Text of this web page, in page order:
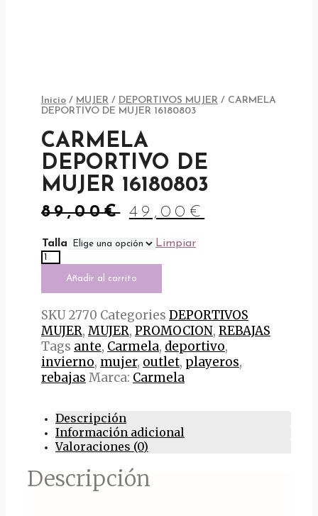
Inicio / MUJER / DEPORTIVOS MUJER / CARMELA
DEPORTIVO DE MUJER 16180803
CARMELA
DEPORTIVO DE
MUJER 16180803
89,00€ El
original
era:
89,00€.
49,00 €
Talla
Limpiar
CARMELA
DEPORTIVO
cantidad
Añadir al carrito
SKU2770 Categories DEPORTIVOS
MUJER, MUJER, PROMOCION, REBAJAS
Tags ante, Carmela, deportivo,
invierno, mujer, outlet, playeros,
rebajas Marca: Carmela
Descripción
Información adicional
Valoraciones (0)
Descripción